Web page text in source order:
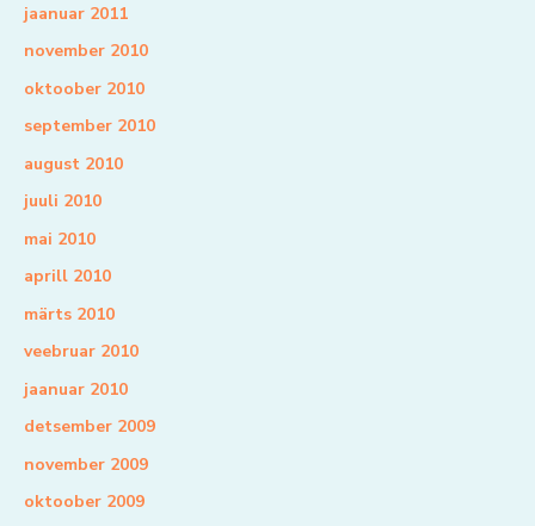
jaanuar 2011
november 2010
oktoober 2010
september 2010
august 2010
juuli 2010
mai 2010
aprill 2010
märts 2010
veebruar 2010
jaanuar 2010
detsember 2009
november 2009
oktoober 2009